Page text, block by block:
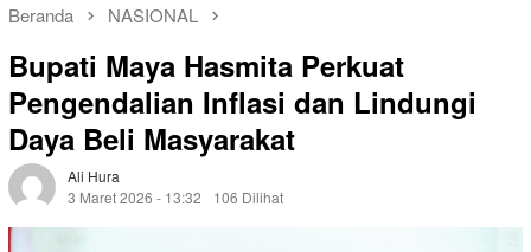
Beranda NASIONAL
Bupati Maya Hasmita Perkuat
Pengendalian Inflasi dan Lindungi
Daya Beli Masyarakat
Ali Hura
3 Maret 2026 - 13:32
106 Dilihat